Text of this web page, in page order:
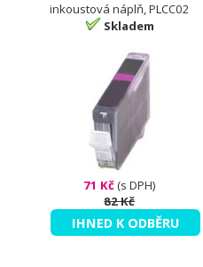
inkoustová náplň, PLCC02
Skladem
71 Kč(s DPH)
82 Kč
IHNED K ODBĚRU